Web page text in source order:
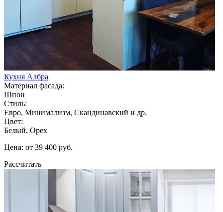
Кухня Албра
Материал фасада:
Шпон
Стиль:
Евро, Минимализм, Скандинавский и др.
Цвет:
Белый, Орех
Цена: от 39 400 руб.
Рассчитать